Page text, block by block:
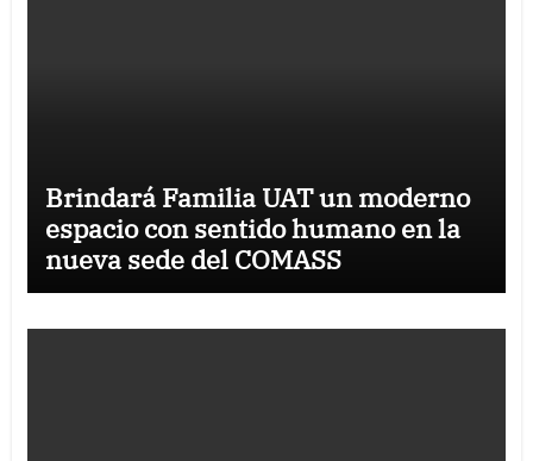
Brindará Familia UAT un moderno
espacio con sentido humano en la
nueva sede del COMASS